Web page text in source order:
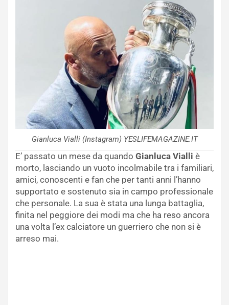
Gianluca Vialli (Instagram) YESLIFEMAGAZINE.IT
E’ passato un mese da quando Gianluca Vialli è
morto, lasciando un vuoto incolmabile tra i familiari,
amici, conoscenti e fan che per tanti anni l’hanno
supportato e sostenuto sia in campo professionale
che personale. La sua è stata una lunga battaglia,
finita nel peggiore dei modi ma che ha reso ancora
una volta l’ex calciatore un guerriero che non si è
arreso mai.